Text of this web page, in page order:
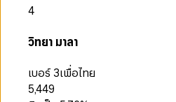
4
วิทยา มาลา
เบอร์ 3เพื่อไทย
5,449